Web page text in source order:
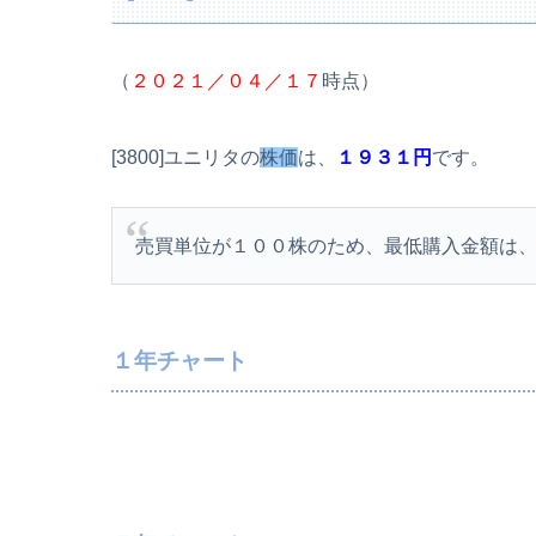
（ ２０２１／０４／１７ 時点）
[3800]ユニリタの株価は、 １９３１円 です。
売買単位が１００株のため、最低購入金額は
１年チャート